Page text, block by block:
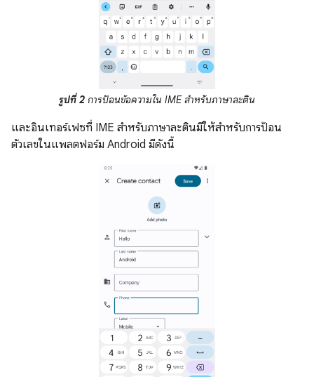
รูปที่ 2 การป้อนข้อความใน IME สำหรับภาษาละติน
และอินเทอร์เฟซที่ IME สำหรับภาษาละตินมีให้สำหรับการป้อน
ตัวเลขในแพลตฟอร์ม Android มีดังนี้